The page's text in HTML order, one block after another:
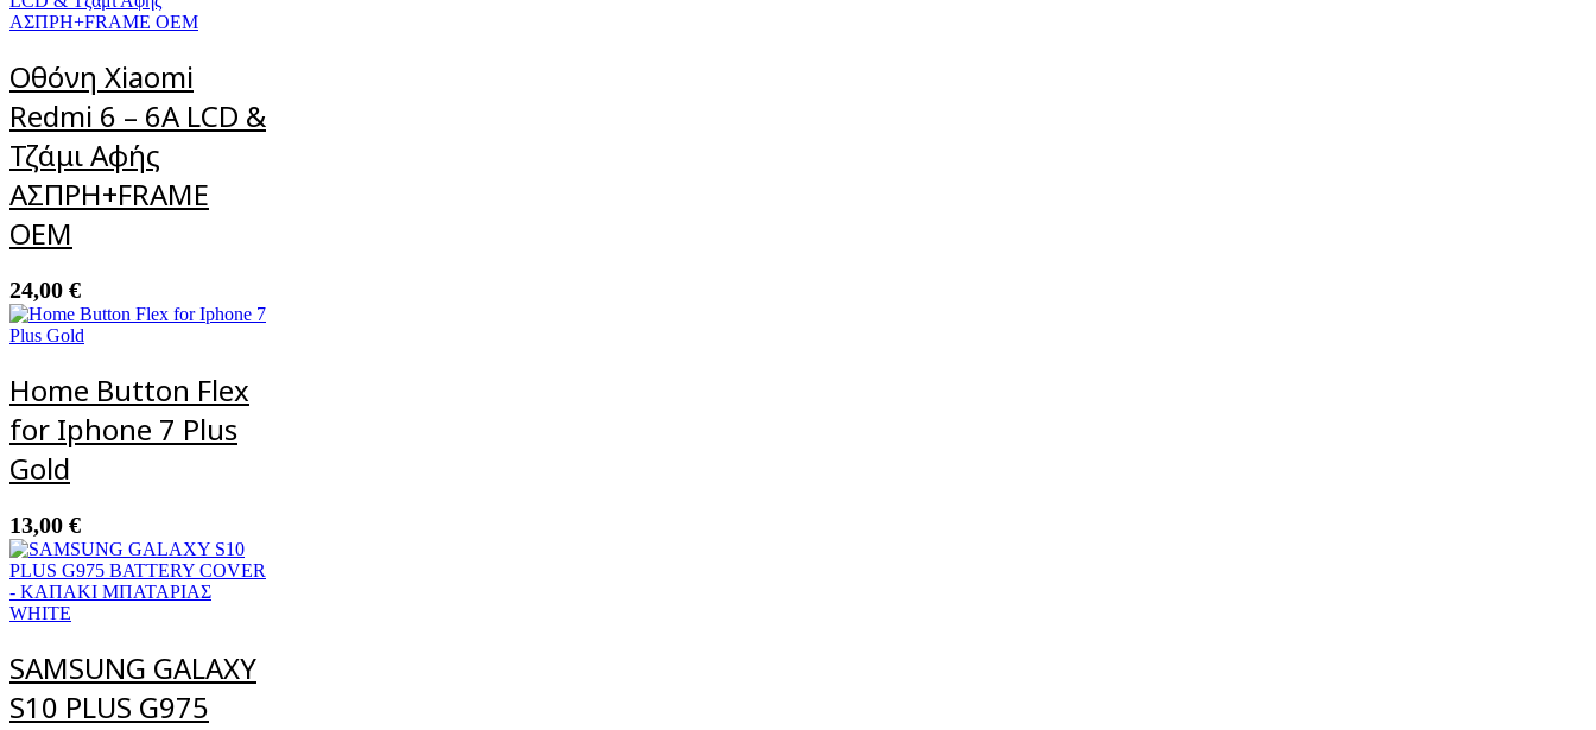
Οθόνη Xiaomi
Redmi 6 – 6A LCD &
Τζάμι Αφής
ΑΣΠΡΗ+FRAME
OEM
24,00 €
Home Button Flex
for Iphone 7 Plus
Gold
13,00 €
SAMSUNG GALAXY
S10 PLUS G975